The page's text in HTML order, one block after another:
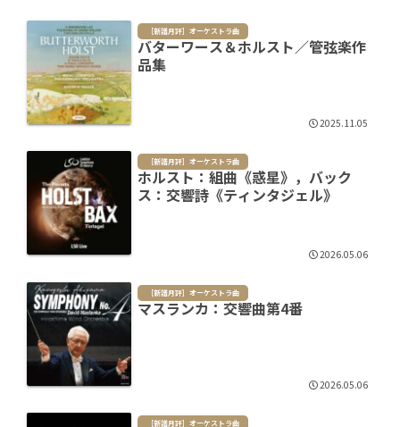
［新譜月評］オーケストラ曲
バターワース＆ホルスト／管弦楽作
品集
2025.11.05
［新譜月評］オーケストラ曲
ホルスト：組曲《惑星》，バック
ス：交響詩《ティンタジェル》
2026.05.06
［新譜月評］オーケストラ曲
マスランカ：交響曲第4番
2026.05.06
［新譜月評］オーケストラ曲